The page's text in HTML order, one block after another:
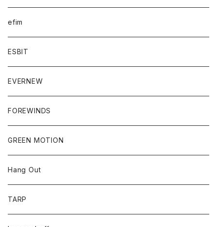
efim
ESBIT
EVERNEW
FOREWINDS
GREEN MOTION
Hang Out
TARP